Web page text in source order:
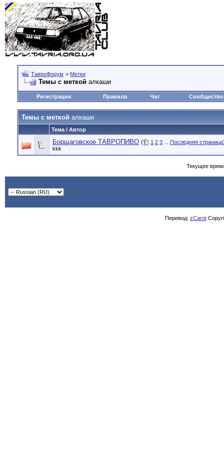
ТавроФорум > Метки
Темы с меткой алкаши
Регистрация Правила Чат Сообщество
Темы с меткой алкаши
Тема / Автор
Борщаговское ТАВРОПИВО ( 1 2 3 Последняя страница
kkk
Текущее
Перевод: zCarot